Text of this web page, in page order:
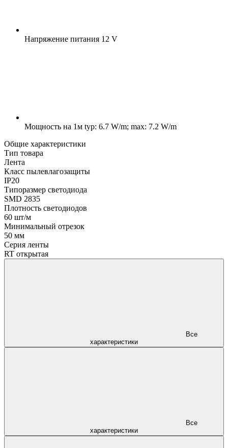
Напряжение питания 12 V
Мощность на 1м typ: 6.7 W/m; max: 7.2 W/m
Общие характеристики
Тип товара
Лента
Класс пылевлагозащиты
IP20
Типоразмер светодиода
SMD 2835
Плотность светодиодов
60 шт/м
Минимальный отрезок
50 мм
Серия ленты
RT открытая
характеристики
характеристики